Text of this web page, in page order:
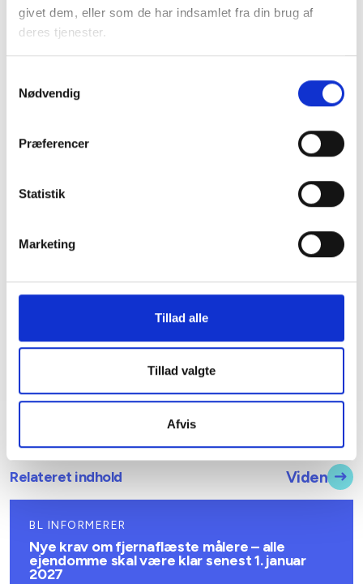
givet dem, eller som de har indsamlet fra din brug af
deres tjenester.
Nødvendig
Præferencer
Statistik
Marketing
Tillad alle
Tillad valgte
Afvis
Petersen
Mail: bma@bl.dk
Relateret indhold Viden
BL INFORMERER
Nye krav om fjernaflæste målere – alle
ejendomme skal være klar senest 1. januar
2027